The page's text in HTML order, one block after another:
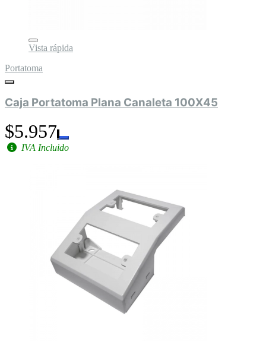
Vista rápida
Portatoma
Caja Portatoma Plana Canaleta 100X45
$5.957
IVA Incluido